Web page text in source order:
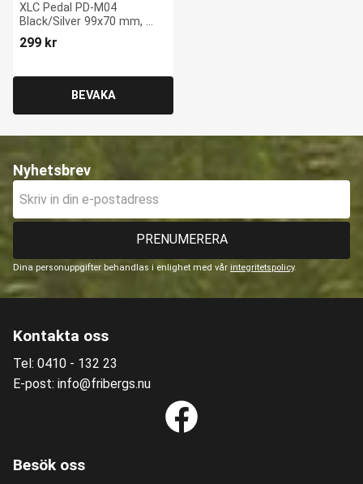
XLC Pedal PD-M04
Black/Silver 99x70 mm,
MTB / City / Commute,
236 g
299 kr
Nyhetsbrev
PRENUMERERA
Dina personuppgifter behandlas i enlighet med vår integritetspolicy.
Kontakta oss
Tel: 0410 - 132 23
E-post: info@fribergs.nu
Besök oss